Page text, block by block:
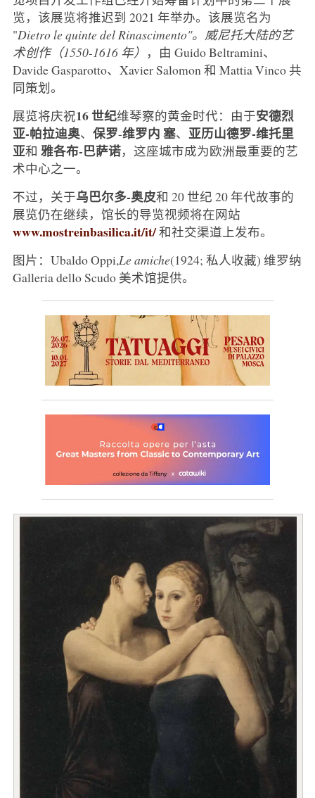
览，该展览将推迟到 2021 年举办。该展览名为
"Dietro le quinte del Rinascimento"。威尼托大陆的艺
术创作（1550-1616 年） ，由 Guido Beltramini、
Davide Gasparotto、Xavier Salomon 和 Mattia Vinco 共
同策划。
展览将庆祝16 世纪维琴察的黄金时代：由于安德烈
亚-帕拉迪奥、 保罗-维罗内塞、 亚历山德罗-维托里
亚和 雅各布-巴萨诺，这座城市成为欧洲最重要的艺
术中心之一。
不过，关于乌巴尔多-奥皮和 20 世纪 20 年代故事的
展览仍在继续，馆长的导览视频将在网站
www.mostreinbasilica.it/it/和社交渠道上发布。
图片：Ubaldo Oppi,Le amiche(1924; 私人收藏) 维罗纳
Galleria dello Scudo 美术馆提供。